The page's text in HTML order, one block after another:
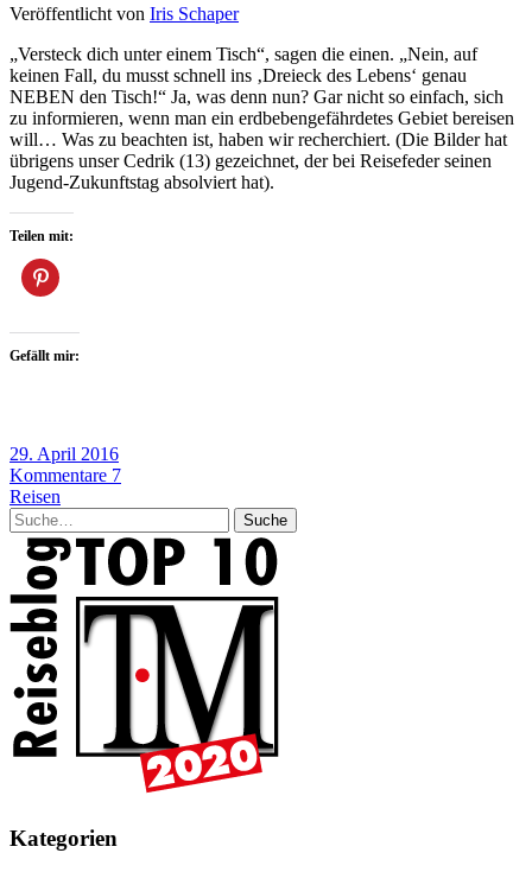
Veröffentlicht von Iris Schaper
„Versteck dich unter einem Tisch“, sagen die einen. „Nein, auf
keinen Fall, du musst schnell ins ‚Dreieck des Lebens‘ genau
NEBEN den Tisch!“ Ja, was denn nun? Gar nicht so einfach, sich
zu informieren, wenn man ein erdbebengefährdetes Gebiet bereisen
will… Was zu beachten ist, haben wir recherchiert. (Die Bilder hat
übrigens unser Cedrik (13) gezeichnet, der bei Reisefeder seinen
Jugend-Zukunftstag absolviert hat).
Teilen mit:
Gefällt mir:
29. April 2016
Kommentare 7
Reisen
Suche
Kategorien